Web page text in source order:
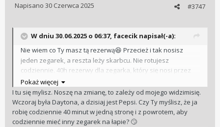
#3747
Napisano 30 Czerwca 2025
W dniu 30.06.2025 o 06:37, facecik napisał(-a):
Nie wiem co Ty masz tą rezerwą😆 Przecież i tak nosisz
jeden zegarek, a reszta leży skarbcu. Nie rotujesz
codziennie. 40h rezerwy dla zegarka, który się nosi przez
tydzień, dzień po dniu jest wystarczające. 55h niczego tu nie
zmieni skoro zegarek idzie potem na parę dni do sejfu.
Pokaż więcej
I tu się mylisz. Noszę na zmianę, to zależy od mojego widzimisię.
Wczoraj była Daytona, a dzisiaj jest Pepsi. Czy Ty myślisz, że ja
robię codziennie 40 minut w jedną stronę i z powrotem, aby
codziennie mieć inny zegarek na łapie? 🙄